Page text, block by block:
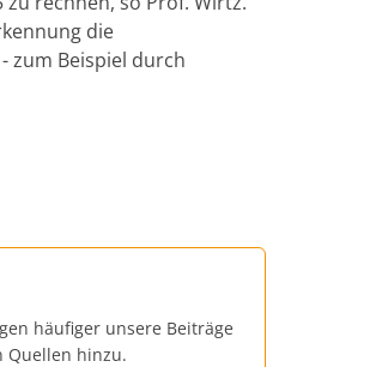
die
zum Beispiel durch
häufiger unsere Beiträge
Quellen hinzu.